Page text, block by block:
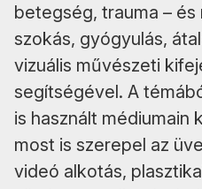
betegség, trauma – és
szokás, gyógyulás,
vizuális művészeti
segítségével. A
is használt médiumain
most is szerepel az
videó alkotás,